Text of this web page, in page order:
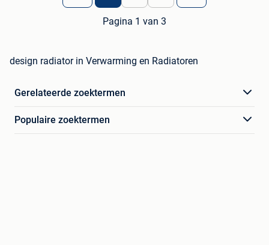
Pagina 1 van 3
design radiator in Verwarming en Radiatoren
Gerelateerde zoektermen
Populaire zoektermen